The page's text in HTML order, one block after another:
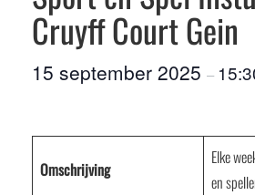
Cruyff Court Gein
15 september 2025 –
Omschrijving
Elke
en